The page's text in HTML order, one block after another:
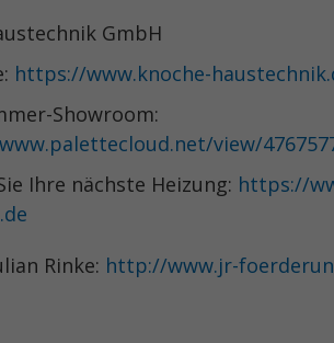
KANN AUCH SCHÖN (TEIL 1 VON 2)
RELOADED - HEIZEN MIT ZUKUNFT
NEUE HEIZUNGSGESETZ 2024 UND
GmbH
https://www.knoche-
Showroom:
view/
Ihre nächste Heizung: https://
Rinke: http://www.jr-